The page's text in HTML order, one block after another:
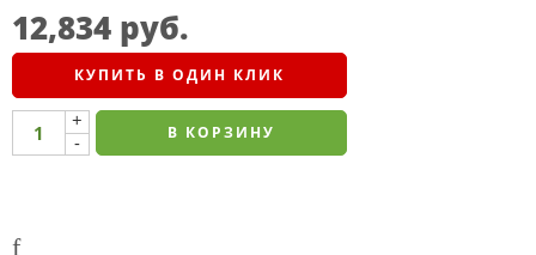
12,834 руб.
КУПИТЬ В ОДИН КЛИК
+
-
В КОРЗИНУ